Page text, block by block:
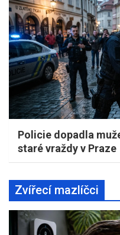
Policie dopadla
staré vraždy v Praze
Zvířecí mazlíčci